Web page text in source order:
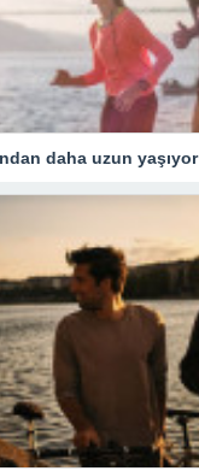
daha uzun yaşıyor